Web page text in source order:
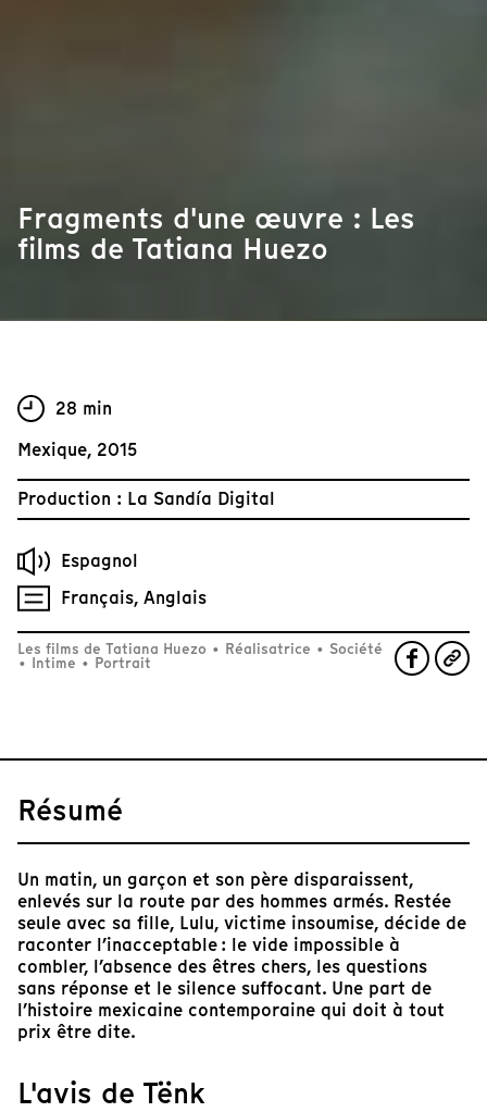
Fragments d'une œuvre : Les
films de Tatiana Huezo
28 min
Mexique, 2015
Production : La Sandía Digital
Espagnol
Français, Anglais
Les films de Tatiana Huezo • Réalisatrice • Société
• Intime • Portrait
Résumé
Un matin, un garçon et son père disparaissent,
enlevés sur la route par des hommes armés. Restée
seule avec sa fille, Lulu, victime insoumise, décide de
raconter l’inacceptable : le vide impossible à
combler, l’absence des êtres chers, les questions
sans réponse et le silence suffocant. Une part de
l’histoire mexicaine contemporaine qui doit à tout
prix être dite.
L'avis de Tënk